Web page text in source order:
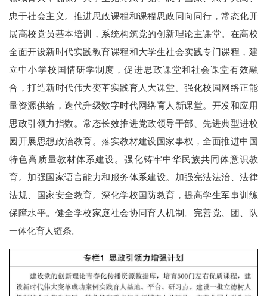
忠于社会主义。推进思政课程和课程思政同向同行，常态化开
展高校党员基本培训，系统构筑党的创新理论主课堂。在高校
全面开设新时代实践教育课程和大学生社会实践专门课程，建
立中小学校国情研学制度，促进思政课堂和社会课堂有效融
合，打造新时代伟大变革实践育人大课堂。强化校园网络正能
量资源供给，迭代升级数字时代网络育人新课堂。开发和应用
思政引领力指数。常态长效推进党政领导干部、先进典型进校
园开展思想政治教育。落实教材建设国家事权，全面推进中国
特色高质量教材体系建设。强化铸牢中华民族共同体意识教
育。加强国家语言能力和服务体系建设。加强宪法法治、法律
法规、国家安全教育。深化学校国防教育，提高学生军事训练
保障水平。健全学校家庭社会协同育人机制。完善党、团、队
一体化育人链条。